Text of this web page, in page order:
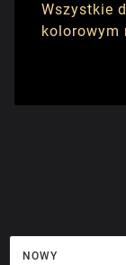
Wszystkie
kolorowym
NOWY